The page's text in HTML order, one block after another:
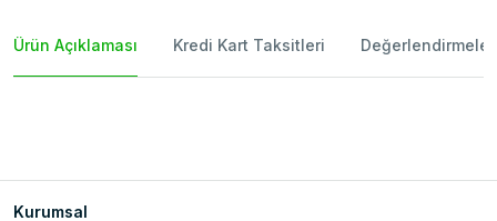
Ürün Açıklaması Kredi Kart Taksitleri Değerlendirmeler
Kurumsal